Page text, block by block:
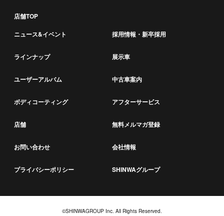
店舗TOP
ニュース&イベント
採用情報・新卒採用
ラインナップ 展示車
ユーザーアルバム 中古車案内
ボディコーティング アフターサービス
店舗 無料メルマガ登録
お問い合わせ 会社情報
プライバシーポリシー SHINWAグループ
©SHINWAGROUP Inc. All Rights Reserved.